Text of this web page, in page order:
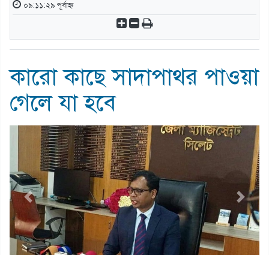
০৯:১১:২৯ পূর্বাহ্ন
কারো কাছে সাদাপাথর পাওয়া
গেলে যা হবে